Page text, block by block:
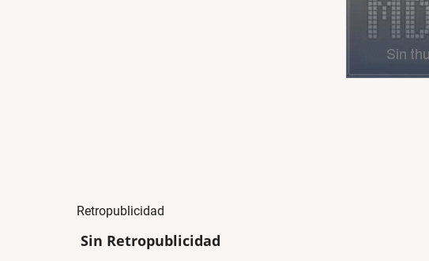
Retropublicidad
Sin Retropublicidad